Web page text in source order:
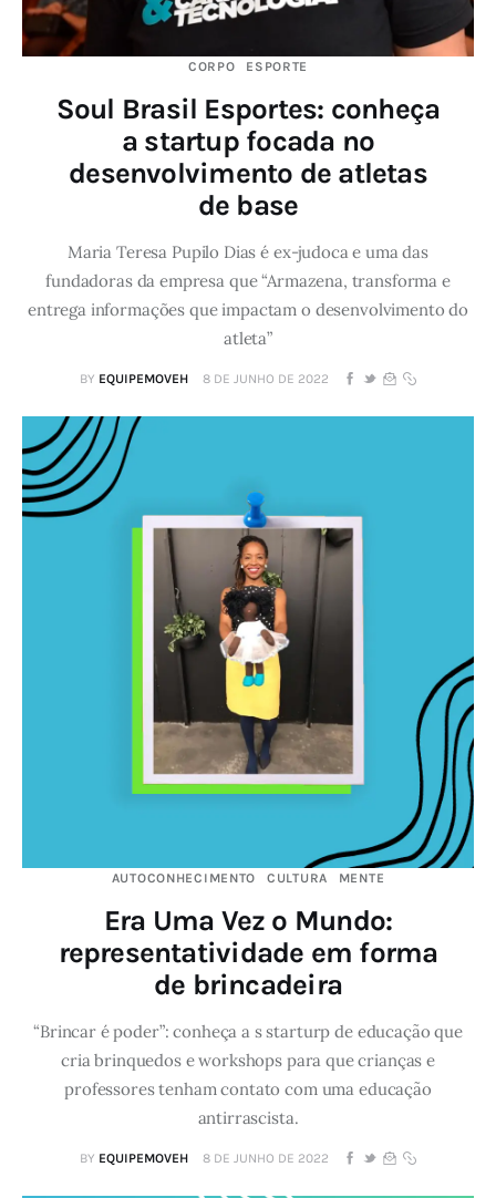
CORPO ESPORTE
Soul Brasil Esportes: conheça
a startup focada no
desenvolvimento de atletas
de base
Maria Teresa Pupilo Dias é ex-judoca e uma das
fundadoras da empresa que “Armazena, transforma e
entrega informações que impactam o desenvolvimento do
atleta”
BY EQUIPEMOVEH 8 DE JUNHO DE 2022
AUTOCONHECIMENTO CULTURA MENTE
Era Uma Vez o Mundo:
representatividade em forma
de brincadeira
“Brincar é poder”: conheça a s starturp de educação que
cria brinquedos e workshops para que crianças e
professores tenham contato com uma educação
antirrascista.
BY EQUIPEMOVEH 8 DE JUNHO DE 2022